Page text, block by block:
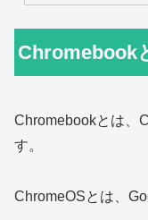
Chromebook
Chromebookとは、
す。
ChromeOSとは、